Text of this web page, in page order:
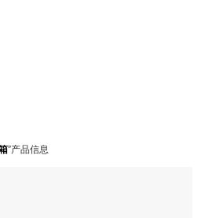
”产品信息